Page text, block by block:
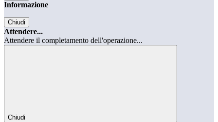
Informazione
Chiudi
Attendere...
Attendere il completamento dell'operazione...
Chiudi